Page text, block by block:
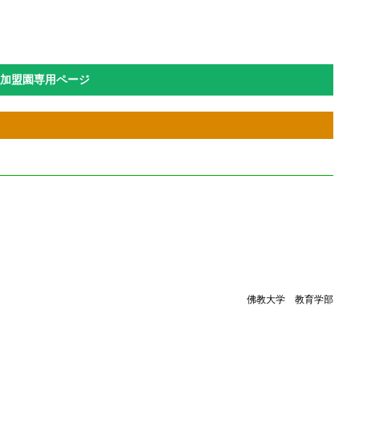
加盟園専用ページ
佛教大学 教育学部